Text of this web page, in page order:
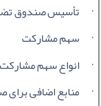
·
تأسیس صندوق
· سهم مشارکت
· انواع سهم مشارکت
· منابع اضافی